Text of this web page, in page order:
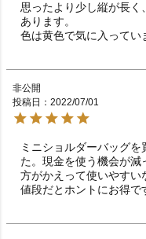
思ったより少し縦が長
あります。
色は黄色で気に入ってい
非公開
投稿日
2022/07/01
ミニショルダーバッグ
た。現金を使う機会が
方がかえって使いやすい
値段だとホントにお得で